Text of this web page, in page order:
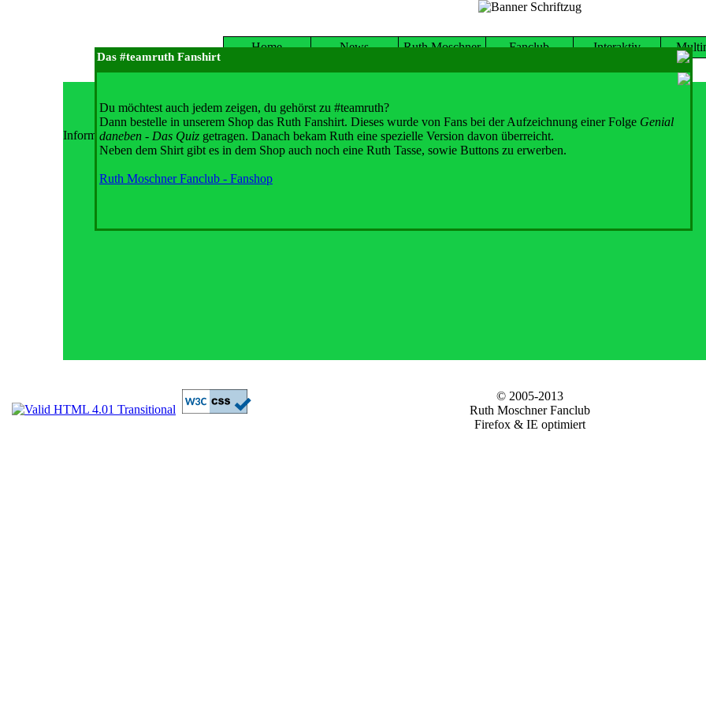
Home
News Ruth Moschner Fanclub Interaktiv
Informationen folgen in Kürze. Bis dahin kannst du die Folgen bei unserem Partner Amazon erwerben.
© 2005-2013
Ruth Moschner Fanclub
Firefox & IE optimiert
Das #teamruth Fanshirt
Du möchtest auch jedem zeigen, du gehörst zu #teamruth?
Dann bestelle in unserem Shop das Ruth Fanshirt. Dieses wurde von Fans bei der Aufzeichnung einer Folge Genial
daneben - Das Quiz getragen. Danach bekam Ruth eine spezielle Version davon überreicht.
Neben dem Shirt gibt es in dem Shop auch noch eine Ruth Tasse, sowie Buttons zu erwerben.
Ruth Moschner Fanclub - Fanshop